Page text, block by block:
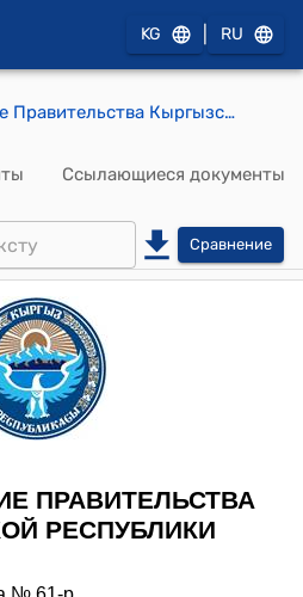
KG RU
Распоряжение Правительства Кыргызской Республики от 28 февраля 2020 года № 61-р "О принятии оперативных мер по предотвращению завоза коронавирусной инфекции (2019-nCoV) на территорию Кыргызской Республики"
Ссылающиеся документы
Сравнение